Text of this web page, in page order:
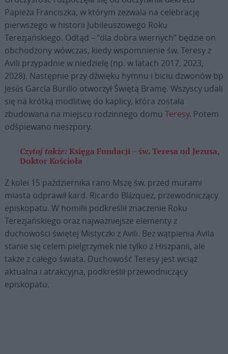
Papieża Franciszka, w którym zezwala na celebrację
pierwszego w historii Jubileuszowego Roku
Terezjańskiego. Odtąd – “dla dobra wiernych” będzie on
obchodzony wówczas, kiedy wspomnienie św. Teresy z
Avili przypadnie w niedzielę (np. w latach 2017, 2023,
2028). Następnie przy dźwięku hymnu i biciu dzwonów bp
Jesús García Burillo otworzył Świętą Bramę. Wszyscy udali
się na krótką modlitwę do kaplicy, która została
zbudowana na miejscu rodzinnego domu Teresy. Potem
odśpiewano nieszpory.
Czytaj także: Księga Fundacji – św. Teresa od Jezusa,
Doktor Kościoła
Z kolei 15 października rano Mszę św. przed murami
miasta odprawił kard. Ricardo Blázquez, przewodniczący
episkopatu. W homilii podkreślił znaczenie Roku
Terezjańskiego oraz najważniejsze elementy z
duchowości świętej Mistyczki z Avili. Bez wątpienia Avila
stanie się celem pielgrzymek nie tylko z Hiszpanii, ale
także z całego świata. Duchowość Teresy jest wciąż
aktualna i atrakcyjna, podkreślił przewodniczący
episkopatu.